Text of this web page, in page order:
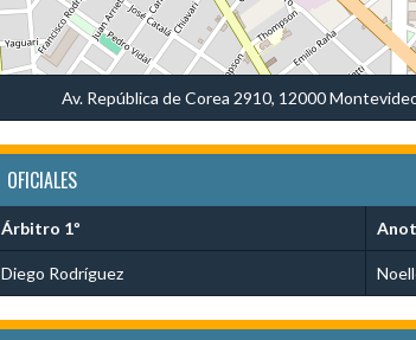
Av. República de Corea 2910, 12000
OFICIALES
Árbitro 1º
Diego Rodríguez